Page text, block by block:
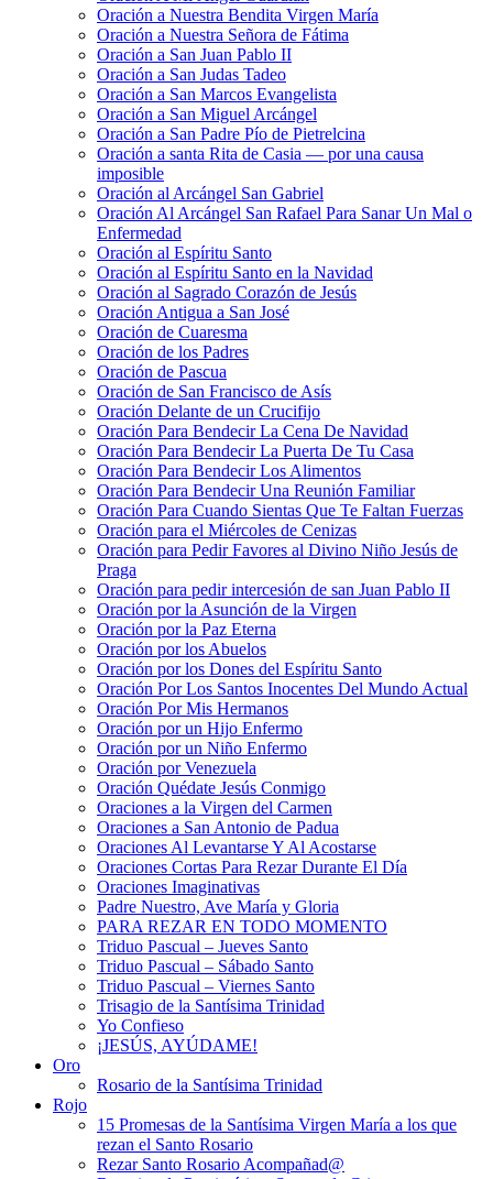
Oración a Nuestra Bendita Virgen María
Oración a Nuestra Señora de Fátima
Oración a San Juan Pablo II
Oración a San Judas Tadeo
Oración a San Marcos Evangelista
Oración a San Miguel Arcángel
Oración a San Padre Pío de Pietrelcina
Oración a santa Rita de Casia — por una causa
imposible
Oración al Arcángel San Gabriel
Oración Al Arcángel San Rafael Para Sanar Un Mal o
Enfermedad
Oración al Espíritu Santo
Oración al Espíritu Santo en la Navidad
Oración al Sagrado Corazón de Jesús
Oración Antigua a San José
Oración de Cuaresma
Oración de los Padres
Oración de Pascua
Oración de San Francisco de Asís
Oración Delante de un Crucifijo
Oración Para Bendecir La Cena De Navidad
Oración Para Bendecir La Puerta De Tu Casa
Oración Para Bendecir Los Alimentos
Oración Para Bendecir Una Reunión Familiar
Oración Para Cuando Sientas Que Te Faltan Fuerzas
Oración para el Miércoles de Cenizas
Oración para Pedir Favores al Divino Niño Jesús de
Praga
Oración para pedir intercesión de san Juan Pablo II
Oración por la Asunción de la Virgen
Oración por la Paz Eterna
Oración por los Abuelos
Oración por los Dones del Espíritu Santo
Oración Por Los Santos Inocentes Del Mundo Actual
Oración Por Mis Hermanos
Oración por un Hijo Enfermo
Oración por un Niño Enfermo
Oración por Venezuela
Oración Quédate Jesús Conmigo
Oraciones a la Virgen del Carmen
Oraciones a San Antonio de Padua
Oraciones Al Levantarse Y Al Acostarse
Oraciones Cortas Para Rezar Durante El Día
Oraciones Imaginativas
Padre Nuestro, Ave María y Gloria
PARA REZAR EN TODO MOMENTO
Triduo Pascual – Jueves Santo
Triduo Pascual – Sábado Santo
Triduo Pascual – Viernes Santo
Trisagio de la Santísima Trinidad
Yo Confieso
¡JESÚS, AYÚDAME!
Oro
Rosario de la Santísima Trinidad
Rojo
15 Promesas de la Santísima Virgen María a los que
rezan el Santo Rosario
Rezar Santo Rosario Acompañad@